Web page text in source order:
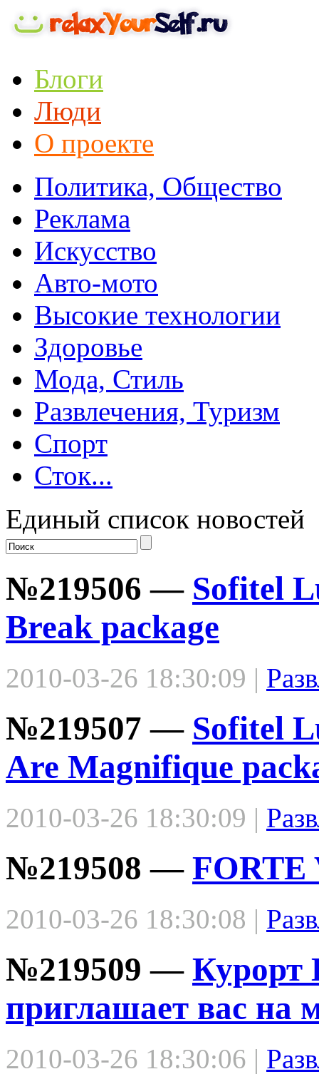
Блоги
Люди
О проекте
Политика, Общество
Реклама
Искусство
Авто-мото
Высокие технологии
Здоровье
Мода, Стиль
Развлечения, Туризм
Спорт
Сток...
Единый список новостей
№219506 — Sofitel
Break package
2010-03-26 18:30:09 |
№219507 — Sofitel
Are Magnifique
2010-03-26 18:30:09 |
№219508 — FORTE
2010-03-26 18:30:08 |
№219509 — Курорт
приглашает вас на
2010-03-26 18:30:06 |